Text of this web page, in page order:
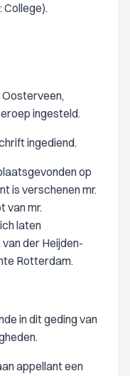
College).
Oosterveen,
ingesteld.
ingediend.
op
is verschenen mr.
van mr.
laten
der Heijden-
Rotterdam.
in dit geding van
appellant een